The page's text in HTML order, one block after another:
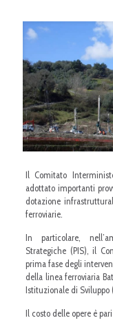
Il Comitato
adottato importanti
dotazione
ferroviarie.
In particolare,
Strategiche (PIS), il
prima fase degli
della linea ferroviaria
Istituzionale di Sviluppo
Il costo delle opere è